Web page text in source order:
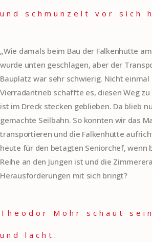
und schmunzelt vor sich
„Wie damals beim Bau der Falkenhütte
wurde unten geschlagen, aber der
Bauplatz war sehr schwierig. Nicht
Vierradantrieb schaffte es, diesen Weg
ist im Dreck stecken geblieben. Da blieb
gemachte Seilbahn. So konnten wir das
transportieren und die Falkenhütte
heute für den betagten Seniorchef, wenn
Reihe an den Jungen ist und die
Herausforderungen mit sich bringt?
Theodor Mohr schaut
und lacht: